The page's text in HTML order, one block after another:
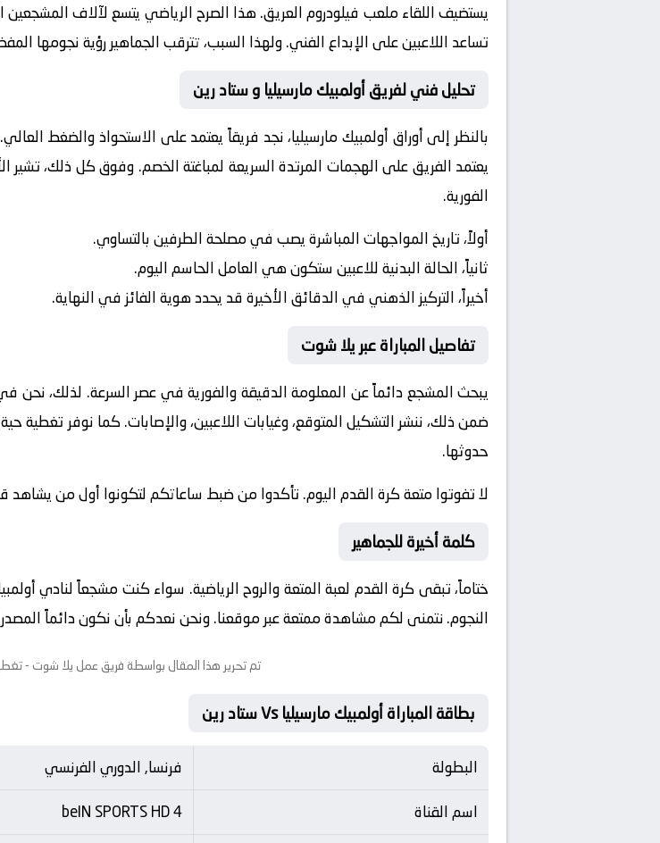
يستضيف اللقاء ملعب فيلودرومالعريق. هذا الصرح الرياضي يتسع لآلاف المشجعين
تساعد اللاعبين على الإبداع الفني. ولهذا السبب، تترقب الجماهير رؤية نجومها
تحليل فني لفريق أولمبيك مارسيليا و ستاد رين
بالنظر إلى أوراق أولمبيك مارسيليا، نجد فريقاً يعتمد على الاستحواذ والضغط
يعتمد الفريق على الهجمات المرتدة السريعة لمباغتة الخصم. وفوق كل ذلك، تشير
الفورية.
أولاً، تاريخ المواجهات المباشرة يصب في مصلحة الطرفين بالتساوي.
ثانياً، الحالة البدنية للاعبين ستكون هي العامل الحاسم اليوم.
أخيراً، التركيز الذهني في الدقائق الأخيرة قد يحدد هوية الفائز في النهاية.
تفاصيل المباراة عبر يلا شوت
يبحث المشجع دائماً عن المعلومة الدقيقة والفورية في عصر السرعة. لذلك، نحن
ضمن ذلك، ننشر التشكيل المتوقع، وغيابات اللاعبين، والإصابات. كما نوفر تغطية
حدوثها.
لا تفوتوا متعة كرة القدم اليوم. تأكدوا من ضبط ساعاتكم لتكونوا أول من يشاهد قمة
كلمة أخيرة للجماهير
ختاماً، تبقى كرة القدم لعبة المتعة والروح الرياضية. سواء كنت مشجعاً لنادي
النجوم. نتمنى لكم مشاهدة ممتعة عبر موقعنا. ونحن نعدكم بأن نكون دائماً المصدر
تم تحرير هذا المقال بواسطة فريق عمل يلا شوت -
بطاقة المباراة أولمبيك مارسيليا Vs ستاد رين
البطولة
فرنسا, الدوري الفرنسي
اسم القناة
beIN SPORTS HD 4